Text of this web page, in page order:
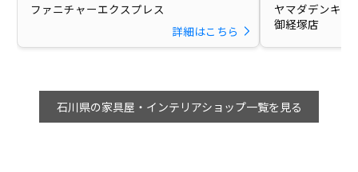
ファニチャーエクスプレス
詳細はこちら
ヤマダデンキ
御経塚店
石川県の家具屋・インテリアショップ一覧を見る